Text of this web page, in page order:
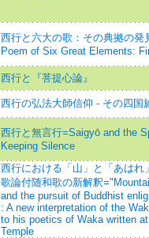
西行と六大の歌：その典拠の発
Poem of Six Great Elements:
西行と『菩提心論』
西行の弘法大師信仰 - その四国
西行と無言行=Saigyō and the
Keeping Silence
西行における「山」と「あはれ
歌論付随和歌の新解釈
and the pursuit of Buddhist
: A new interpretation of the
to his poetics of Waka written
Temple